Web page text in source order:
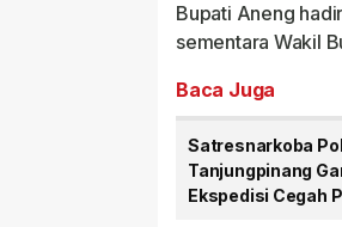
Bupati Aneng
sementara Wakil
Baca Juga
Satresnarkoba
Tanjungpinang
Ekspedisi Cegah